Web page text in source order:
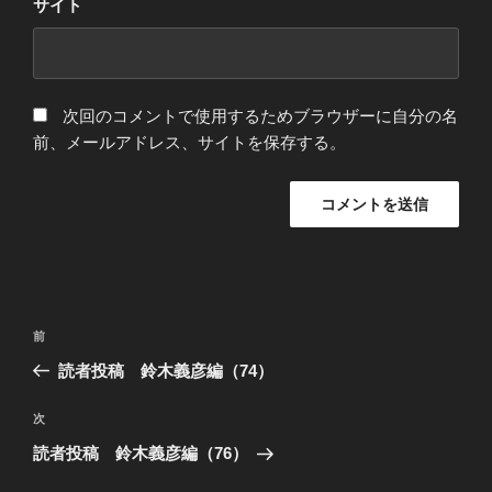
サイト
次回のコメントで使用するためブラウザーに自分の名
前、メールアドレス、サイトを保存する。
投
ビ
ゲ
過
去
投
稿
前
読者投稿 鈴木義彦編（74）
次
の
次
読者投稿 鈴木義彦編（76）